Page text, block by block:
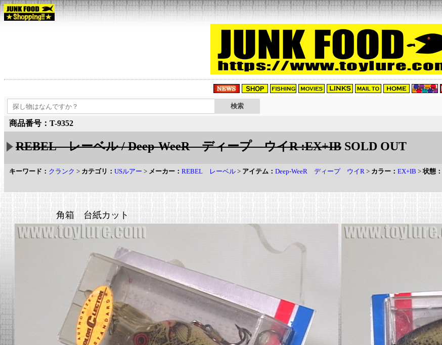
商品番号：T-9352
REBEL レーベル / Deep-WeeR ディープ ウイR :EX+IB SOLD OUT
キーワード： クランク > カテゴリ： USルアー > メーカー： REBEL レーベル > アイテム： Deep-WeeR ディープ ウイR > カラー： EX+IB >状態：
角箱 台紙カット